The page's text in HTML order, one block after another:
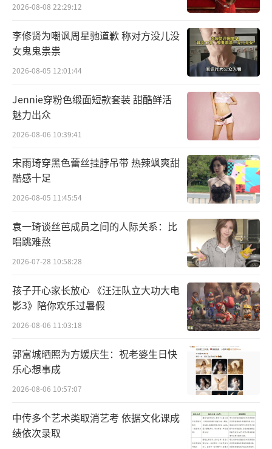
这就是为什么爱的开始需要很多勇气，爱
然而就像科里奥利效应是“一种在旋转坐
标系中移动的物体发生偏转的现象”，在爱情
里，两颗心纵然在同一条直线上互相靠近，终
究会因为每一次争吵、每一声沉默发生偏差而
脱轨走向未知。借由歌声传达的情感，都是我
们的曾经、当下和关于未来的可能性。
2026-08-08 22:29:12
李修贤为嘲讽周星驰道歉 称对方没儿没
女鬼鬼祟祟
2026-08-05 12:01:44
Jennie穿粉色缎面短款套装 甜酷鲜活
魅力出众
2026-08-06 10:39:41
宋雨琦穿黑色蕾丝挂脖吊带 热辣飒爽甜
酷感十足
2026-08-05 11:45:54
袁一琦谈丝芭成员之间的人际关系：比
唱跳难熬
2026-07-28 10:58:28
孩子开心家长放心 《汪汪队立大功大电
影3》陪你欢乐过暑假
2026-08-06 11:03:18
郭富城晒照为方媛庆生：祝老婆生日快
乐心想事成
2026-08-06 10:57:07
中传多个艺术类取消艺考 依据文化课成
绩依次录取